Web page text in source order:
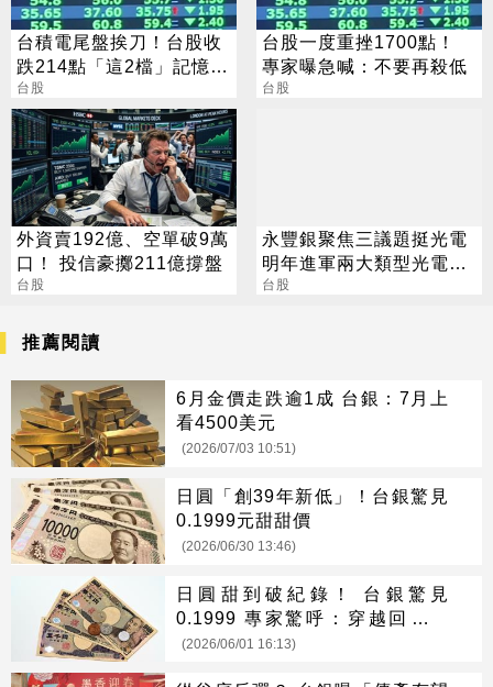
台積電尾盤挨刀！台股收
跌214點「這2檔」記憶體
逆勢收漲停
台股
台股一度重挫1700點！
專家曝急喊：不要再殺低
台股
外資賣192億、空單破9萬
口！ 投信豪擲211億撐盤
台股
永豐銀聚焦三議題挺光電
明年進軍兩大類型光電設
置
台股
推薦閱讀
6月金價走跌逾1成 台銀：7月上
看4500美元
(2026/07/03 10:51)
日圓「創39年新低」！台銀驚見
0.1999元甜甜價
(2026/06/30 13:46)
日圓甜到破紀錄！ 台銀驚見
0.1999 專家驚呼：穿越回民國
58年
(2026/06/01 16:13)